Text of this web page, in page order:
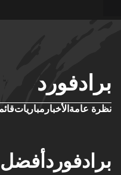
برادفورد
نظرة عامة الأخبار مباريات
برادفوردأفضل